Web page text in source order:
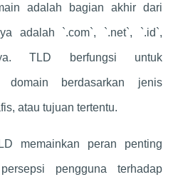
adalah bagian akhir dari
adalah `.com`, `.net`, `.id`,
TLD berfungsi untuk
domain berdasarkan jenis
atau tujuan tertentu.
memainkan peran penting
pengguna terhadap